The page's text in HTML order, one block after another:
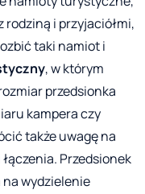
rodziną i przyjaciółmi,
taki namiot i
, w którym
przedsionka
kampera czy
także uwagę na
Przedsionek
na wydzielenie